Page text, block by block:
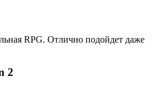
RPG. Отлично подойдет даже
2